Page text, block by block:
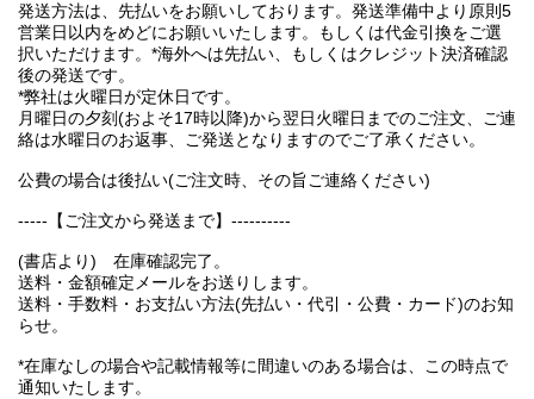
発送方法は、先払いをお願いしております。発送準備中より原則5
営業日以内をめどにお願いいたします。もしくは代金引換をご選
択いただけます。*海外へは先払い、もしくはクレジット決済確認
後の発送です。
*弊社は火曜日が定休日です。
月曜日の夕刻(およそ17時以降)から翌日火曜日までのご注文、ご連
絡は水曜日のお返事、ご発送となりますのでご了承ください。
公費の場合は後払い(ご注文時、その旨ご連絡ください)
-----【ご注文から発送まで】----------
(書店より) 在庫確認完了。
送料・金額確定メールをお送りします。
送料・手数料・お支払い方法(先払い・代引・公費・カード)のお知
らせ。
*在庫なしの場合や記載情報等に間違いのある場合は、この時点で
通知いたします。